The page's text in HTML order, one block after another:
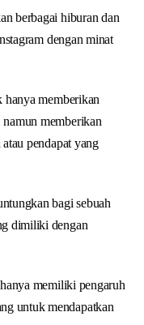
berbagai hiburan dan
dengan minat
hanya memberikan
memberikan
pendapat yang
bagi sebuah
dimiliki dengan
memiliki pengaruh
untuk mendapatkan